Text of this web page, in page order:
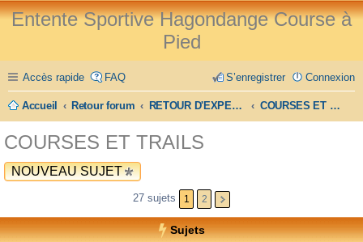
Entente Sportive Hagondange Course à
Pied
Accès rapide FAQ Connexion
S’enregistrer
Accueil Retour forum RETOUR D'EXPERIENCE COURSES ET TRAILS
COURSES ET TRAILS
NOUVEAU SUJET
27 sujets 1 2
Sujets